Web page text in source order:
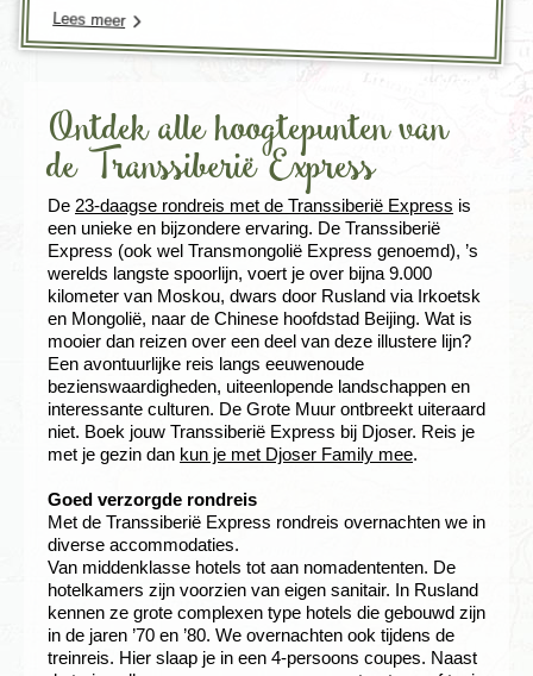
Lees meer
Ontdek alle hoogtepunten van
de Transsiberië Express
De 23-daagse rondreis met de Transsiberië Express is
een unieke en bijzondere ervaring. De Transsiberië
Express (ook wel Transmongolië Express genoemd), ’s
werelds langste spoorlijn, voert je over bijna 9.000
kilometer van Moskou, dwars door Rusland via Irkoetsk
en Mongolië, naar de Chinese hoofdstad Beijing. Wat is
mooier dan reizen over een deel van deze illustere lijn?
Een avontuurlijke reis langs eeuwenoude
bezienswaardigheden, uiteenlopende landschappen en
interessante culturen. De Grote Muur ontbreekt uiteraard
niet. Boek jouw Transsiberië Express bij Djoser. Reis je
met je gezin dan kun je met Djoser Family mee.
Goed verzorgde rondreis
Met de Transsiberië Express rondreis overnachten we in
diverse accommodaties.
Van middenklasse hotels tot aan nomadententen. De
hotelkamers zijn voorzien van eigen sanitair. In Rusland
kennen ze grote complexen type hotels die gebouwd zijn
in de jaren ’70 en ’80. We overnachten ook tijdens de
treinreis. Hier slaap je in een 4-persoons coupes. Naast